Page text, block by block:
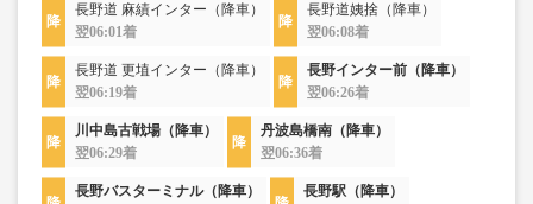
長野道 麻績インター（降車）
翌06:01着
長野道姨捨（降車）
翌06:08着
長野道 更埴インター（降車）
翌06:19着
長野インター前（降車）
翌06:26着
川中島古戦場（降車）
翌06:29着
丹波島橋南（降車）
翌06:36着
長野バスターミナル（降車）
長野駅（降車）